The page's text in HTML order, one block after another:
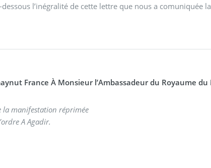
l’inégralité de cette lettre que nous a comuniquée
France À Monsieur l’Ambassadeur du Royaume du
la manifestation réprimée
A Agadir.